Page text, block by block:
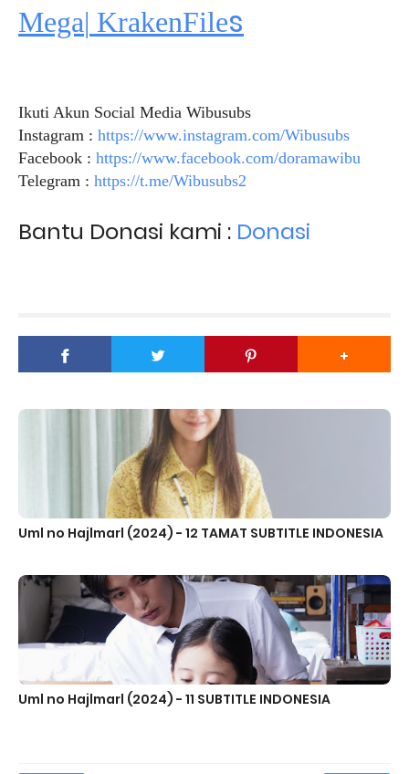
Mega| KrakenFiles
Ikuti Akun Social Media Wibusubs
Instagram : https://www.instagram.com/Wibusubs
Facebook : https://www.facebook.com/doramawibu
Telegram : https://t.me/Wibusubs2
Bantu Donasi kami : Donasi
Uml no Hajlmarl (2024) - 12 TAMAT SUBTITLE INDONESIA
Uml no Hajlmarl (2024) - 11 SUBTITLE INDONESIA